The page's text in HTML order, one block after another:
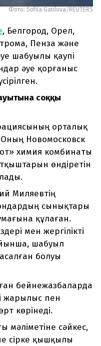
Фото: Sofiia Gatilova/REUTERS
, Белгород, Орел,
Пенза және
шабуылы қаупі
әуе қорғаныс
соққы
орталық
Оның Новомосковск
химия комбинаты
өндіретін
Миляевтің
сынықтары
құлаған.
мен жергілікті
шабуыл
болуы
бейнежазбаларда
жарылыс пен
көрінеді.
мәліметіне сәйкес,
сірке қышқылы